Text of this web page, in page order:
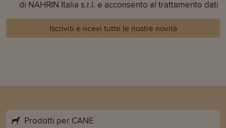
di NAHRIN Italia s.r.l. e acconsento al trattamento dati
Iscriviti e ricevi tutte le nostre novità
Prodotti per CANE